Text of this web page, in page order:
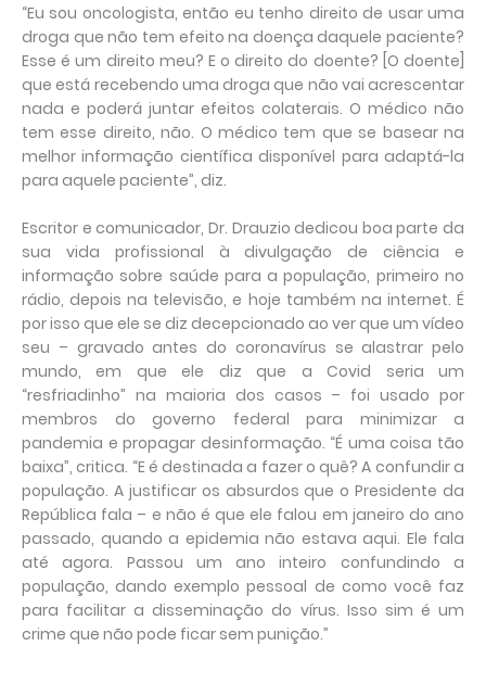
“Eu sou oncologista, então eu tenho direito de usar uma
droga que não tem efeito na doença daquele paciente?
Esse é um direito meu? E o direito do doente? [O doente]
que está recebendo uma droga que não vai acrescentar
nada e poderá juntar efeitos colaterais. O médico não
tem esse direito, não. O médico tem que se basear na
melhor informação científica disponível para adaptá-la
para aquele paciente”, diz.
Escritor e comunicador, Dr. Drauzio dedicou boa parte da
sua vida profissional à divulgação de ciência e
informação sobre saúde para a população, primeiro no
rádio, depois na televisão, e hoje também na internet. É
por isso que ele se diz decepcionado ao ver que um vídeo
seu – gravado antes do coronavírus se alastrar pelo
mundo, em que ele diz que a Covid seria um
“resfriadinho” na maioria dos casos – foi usado por
membros do governo federal para minimizar a
pandemia e propagar desinformação. “É uma coisa tão
baixa”, critica. “E é destinada a fazer o quê? A confundir a
população. A justificar os absurdos que o Presidente da
República fala – e não é que ele falou em janeiro do ano
passado, quando a epidemia não estava aqui. Ele fala
até agora. Passou um ano inteiro confundindo a
população, dando exemplo pessoal de como você faz
para facilitar a disseminação do vírus. Isso sim é um
crime que não pode ficar sem punição.”